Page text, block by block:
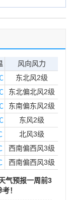
风向风力
东北风2级
东北偏北风2级
东南偏东风2级
东风2级
北风3级
西南偏西风3级
西南偏西风3级
气预报一周前3
！